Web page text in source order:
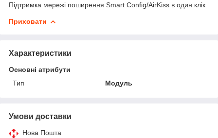
Підтримка мережі поширення Smart Config/AirKiss в один клік
Приховати
Характеристики
Основні атрибути
Тип
Модуль
Умови доставки
Нова Пошта